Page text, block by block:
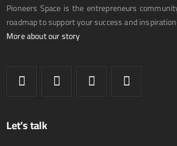
Pioneers Space is the entrepreneurs
roadmap to support your success and
More about our story
Let’s talk